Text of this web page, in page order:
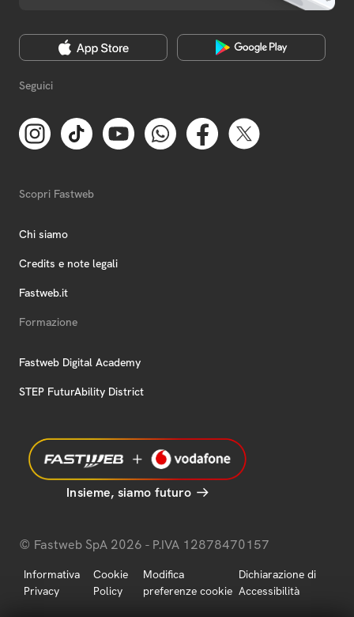
Seguici
Scopri Fastweb
Chi siamo
Credits e note legali
Fastweb.it
Formazione
Fastweb Digital Academy
STEP FuturAbility District
Insieme, siamo futuro
© Fastweb SpA 2026 - P.IVA 12878470157
Informativa
Privacy
Cookie
Policy
Modifica
preferenze cookie
Dichiarazione di
Accessibilità